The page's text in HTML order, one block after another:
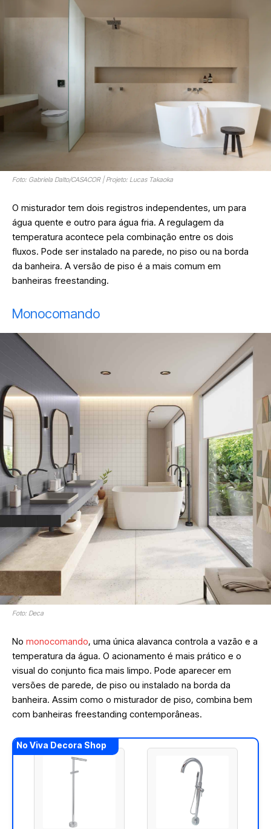
Foto: Gabriela Dalto/CASACOR | Projeto: Lucas Takaoka
O misturador tem dois registros independentes, um para
água quente e outro para água fria. A regulagem da
temperatura acontece pela combinação entre os dois
fluxos. Pode ser instalado na parede, no piso ou na borda
da banheira. A versão de piso é a mais comum em
banheiras freestanding.
Monocomando
Foto: Deca
No monocomando, uma única alavanca controla a vazão e a
temperatura da água. O acionamento é mais prático e o
visual do conjunto fica mais limpo. Pode aparecer em
versões de parede, de piso ou instalado na borda da
banheira. Assim como o misturador de piso, combina bem
com banheiras freestanding contemporâneas.
No Viva Decora Shop